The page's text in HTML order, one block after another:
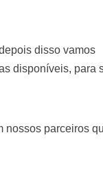
disso vamos
disponíveis, para
nossos parceiros